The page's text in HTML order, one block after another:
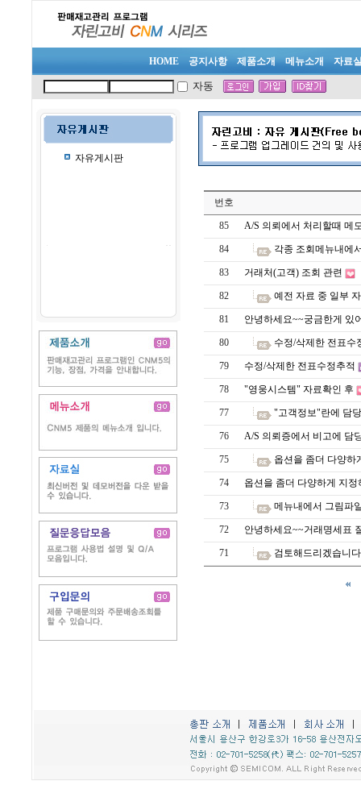
HOME 공지사항 제품소개 메뉴소개 자료
자동
자유게시판
번호
85 A/S 의뢰에서 처리할때 메
84 각종 조회메뉴내에
83 거래처(고객) 조회 관련
82 예전 자료 중 일부
81 안녕하세요~~궁금한게 있
80 수정/삭제한 전표수
79 수정/삭제한 전표수정추적
78 "영웅시스템" 자료확인 후
77 "고객정보"란에 담
76 A/S 의뢰증에서 비고에 담
75 옵션을 좀더 다양하
74 옵션을 좀더 다양하게 지정
73 메뉴내에서 그림파
72 안녕하세요~~거래명세표
71 검토해드리겠습니